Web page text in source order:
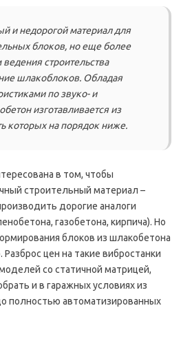
и недорогой материал для
блоков, но еще более
строительства
шлакоблоков. Обладая
по звуко- и
изготавливается из
которых на порядок ниже.
в том, чтобы
строительный материал –
дорогие аналоги
газобетона, кирпича). Но
блоков из шлакобетона
цен на такие вибростанки
со статичной матрицей,
и в гаражных условиях из
полностью автоматизированных